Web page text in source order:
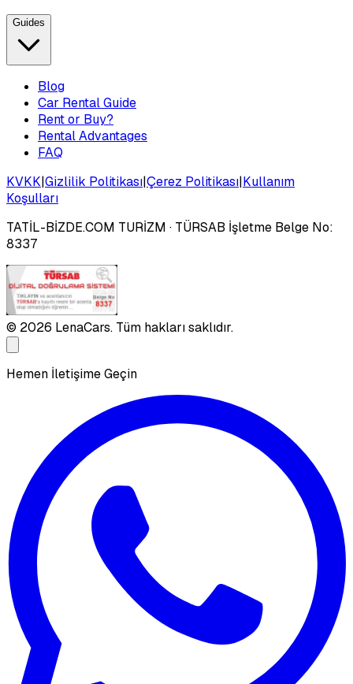
Guides
Blog
Car Rental Guide
Rent or Buy?
Rental Advantages
FAQ
KVKK|Gizlilik Politikası|Çerez Politikası|Kullanım
Koşulları
TATİL-BİZDE.COM TURİZM · TÜRSAB İşletme Belge No:
8337
© 2026 LenaCars. Tüm hakları saklıdır.
Hemen İletişime Geçin